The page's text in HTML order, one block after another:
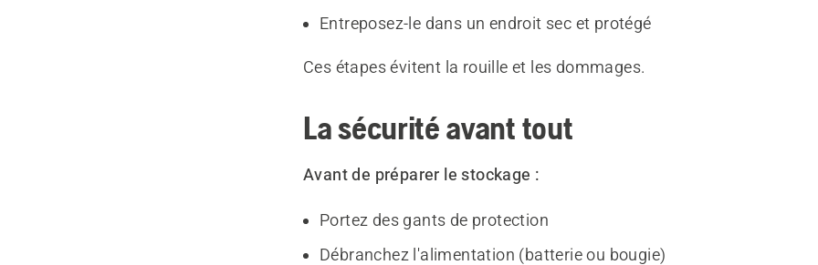
Entreposez-le dans un endroit sec et protégé
Ces étapes évitent la rouille et les dommages.
La sécurité avant tout
Avant de préparer le stockage :
Portez des gants de protection
Débranchez l'alimentation (batterie ou bougie)